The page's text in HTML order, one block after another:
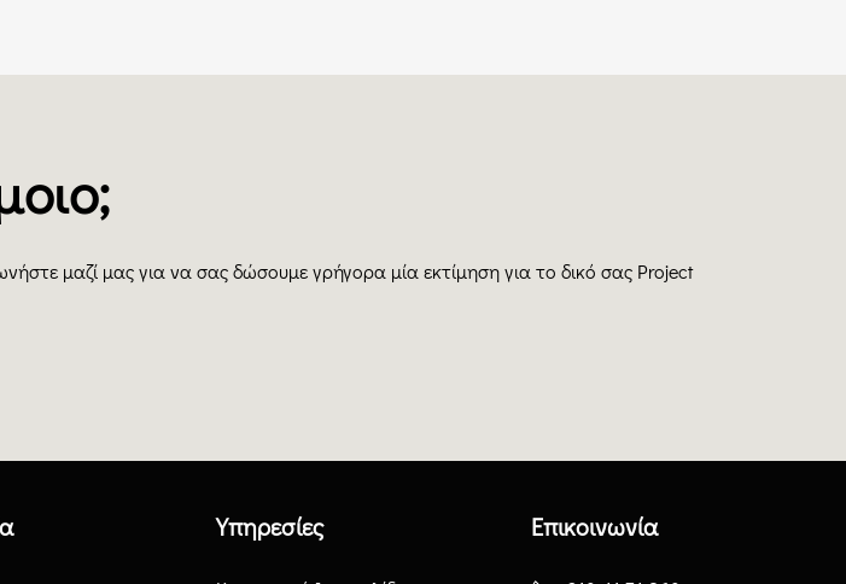
μαζί μας για να σας δώσουμε γρήγορα μία εκτίμηση για το δικό σας Project
Υπηρεσίες Επικοινωνία